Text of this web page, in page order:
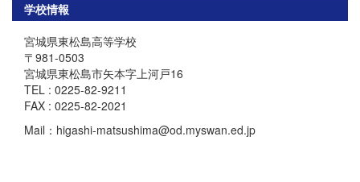
学校情報
宮城県東松島高等学校
〒981-0503
宮城県東松島市矢本字上河戸16
TEL : 0225-82-9211
FAX : 0225-82-2021
Mail：higashi-matsushima@od.myswan.ed.jp